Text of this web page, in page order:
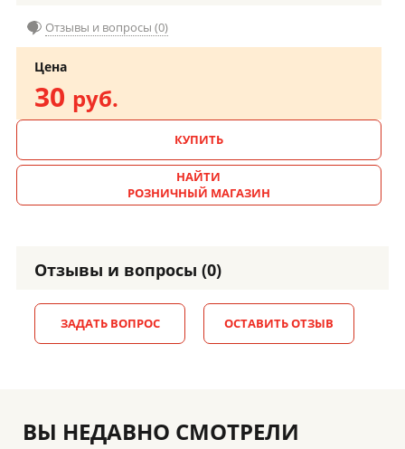
Отзывы и вопросы (0)
Цена
30 руб.
КУПИТЬ
НАЙТИ
РОЗНИЧНЫЙ МАГАЗИН
Отзывы и вопросы (0)
ЗАДАТЬ ВОПРОС ОСТАВИТЬ ОТЗЫВ
ВЫ НЕДАВНО СМОТРЕЛИ